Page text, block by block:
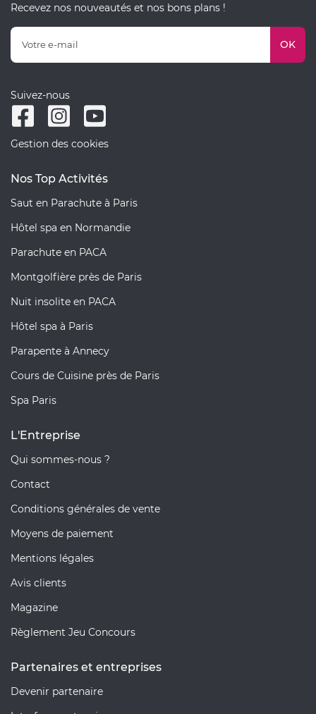
Recevez nos nouveautés et nos bons plans !
OK
Suivez-nous
Gestion des cookies
Nos Top Activités
Saut en Parachute à Paris
Hôtel spa en Normandie
Parachute en PACA
Montgolfière près de Paris
Nuit insolite en PACA
Hôtel spa à Paris
Parapente à Annecy
Cours de Cuisine près de Paris
Spa Paris
L'Entreprise
Qui sommes-nous ?
Contact
Conditions générales de vente
Moyens de paiement
Mentions légales
Avis clients
Magazine
Règlement Jeu Concours
Partenaires et entreprises
Devenir partenaire